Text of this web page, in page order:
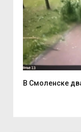
В Смоленске